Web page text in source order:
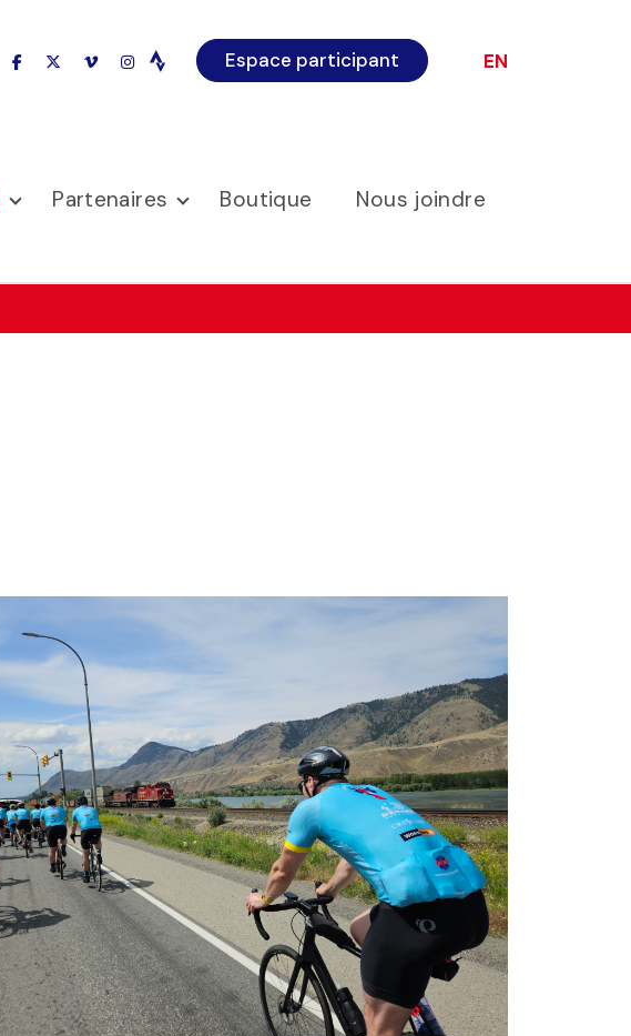
facebookx-twittervimeoinstagram Espace participant EN
Partenaires Boutique Nous joindre